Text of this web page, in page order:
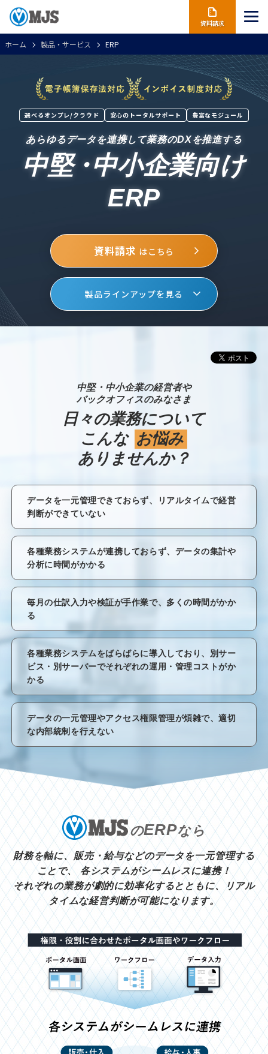
資料請求
ホーム 製品・サービス ERP
選べるオンプレ/クラウド 安心のトータルサポート 豊富なモジュール
あらゆるデータを連携して業務のDXを推進する
中堅・中小企業向け
ERP
資料請求 はこちら
製品ラインアップを見る
中堅・中小企業の経営者や
バックオフィスのみなさま
日々の業務について
こんな お悩み
ありませんか？
データを一元管理できておらず、リアルタイムで経営
判断ができていない
各種業務システムが連携しておらず、データの集計や
分析に時間がかかる
毎月の仕訳入力や検証が手作業で、多くの時間がかか
る
各種業務システムをばらばらに導入しており、別サー
ビス・別サーバーでそれぞれの運用・管理コストがか
かる
データの一元管理やアクセス権限管理が煩雑で、適切
な内部統制を行えない
のERPなら
財務を軸に、販売・給与などのデータを一元管理する
ことで、
各システムがシームレスに連携！
それぞれの業務が劇的に効率化するとともに、リアル
タイムな経営判断が可能になります。